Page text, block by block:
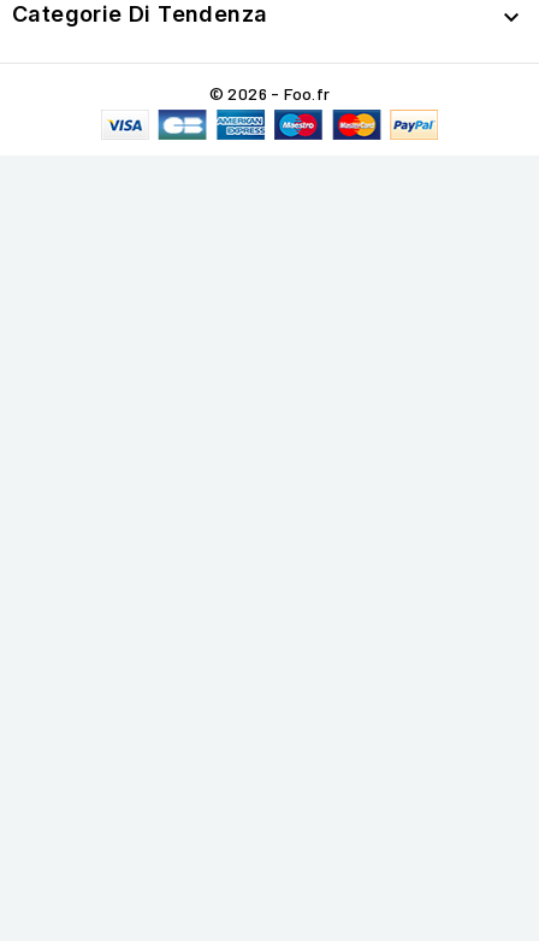
Categorie Di Tendenza 
© 2026 - Foo.fr